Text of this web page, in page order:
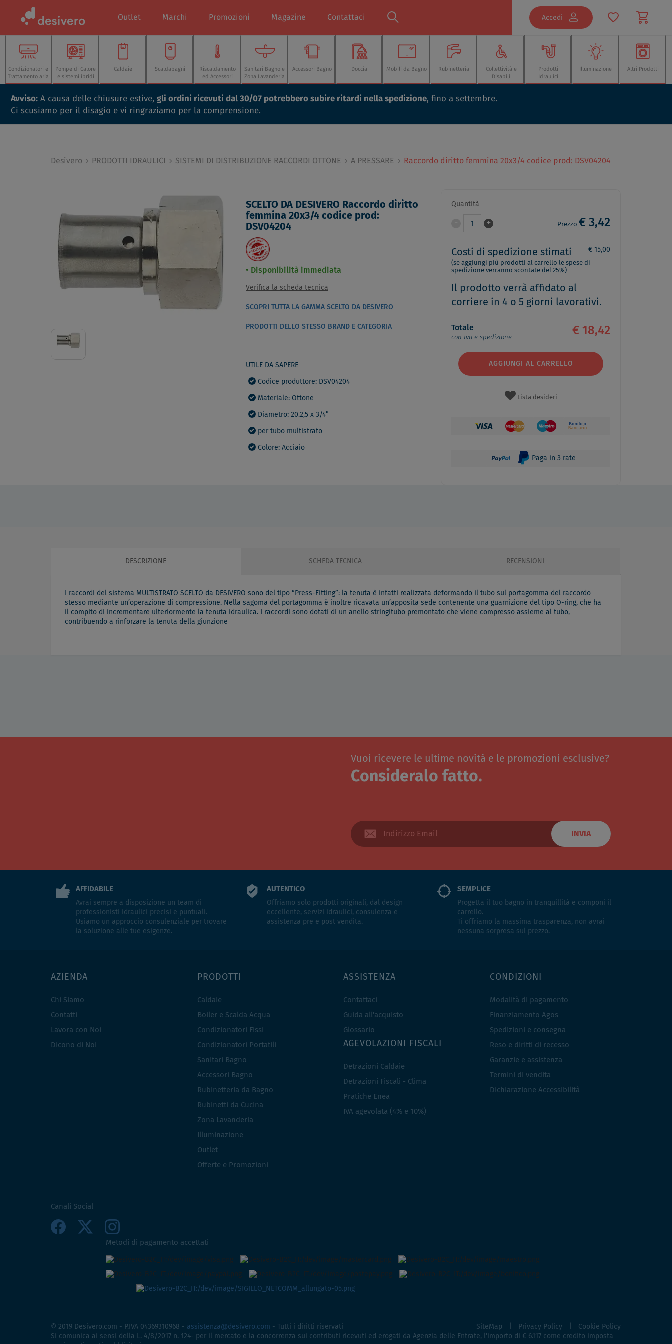
Outlet Marchi Promozioni Magazine Contattaci Accedi
Condizionatori e
Trattamento aria
Pompe di Calore
e sistemi ibridi
Caldaie Scaldabagni
Riscaldamento
ed Accessori
Sanitari Bagno e
Zona Lavanderia
Accessori Bagno Doccia Mobili da Bagno Rubinetteria
Collettività e
Disabili
Prodotti
Idraulici
Illuminazione Altri Prodotti
Avviso: A causa delle chiusure estive, gli ordini ricevuti dal 30/07 potrebbero subire ritardi nella spedizione, fino a settembre.
Ci scusiamo per il disagio e vi ringraziamo per la comprensione.
Desivero PRODOTTI IDRAULICI SISTEMI DI DISTRIBUZIONE RACCORDI OTTONE A PRESSARE Raccordo diritto femmina 20x3/4 codice prod: DSV04204
SCELTO DA DESIVERO Raccordo diritto
femmina 20x3/4 codice prod:
DSV04204
Disponibilità immediata
Verifica la scheda tecnica
SCOPRI TUTTA LA GAMMA SCELTO DA DESIVERO
PRODOTTI DELLO STESSO BRAND E CATEGORIA
UTILE DA SAPERE
Codice produttore: DSV04204
Materiale: Ottone
Diametro: 20.2,5 x 3/4”
per tubo multistrato
Colore: Acciaio
Quantità
1 + Prezzo € 3,42
Costi di spedizione stimati € 15,00
(se aggiungi più prodotti al carrello le spese di
spedizione verranno scontate del 25%)
Il prodotto verrà affidato al
corriere in 4 o 5 giorni lavorativi.
Totale
con Iva e spedizione
€ 18,42
AGGIUNGI AL CARRELLO
Lista desideri
Paga in 3 rate
DESCRIZIONE SCHEDA TECNICA RECENSIONI
I raccordi del sistema MULTISTRATO SCELTO da DESIVERO sono del tipo “Press-Fitting”: la tenuta è infatti realizzata deformando il tubo sul portagomma del raccordo
stesso mediante un’operazione di compressione. Nella sagoma del portagomma è inoltre ricavata un’apposita sede contenente una guarnizione del tipo O-ring, che ha
il compito di incrementare ulteriormente la tenuta idraulica. I raccordi sono dotati di un anello stringitubo premontato che viene compresso assieme al tubo,
contribuendo a rinforzare la tenuta della giunzione
Vuoi ricevere le ultime novità e le promozioni esclusive?
Consideralo fatto.
INVIA
AFFIDABILE
Avrai sempre a disposizione un team di
professionisti idraulici precisi e puntuali.
Usiamo un approccio consulenziale per trovare
la soluzione alle tue esigenze.
AUTENTICO
Offriamo solo prodotti originali, dal design
eccellente, servizi idraulici, consulenza e
assistenza pre e post vendita.
SEMPLICE
Progetta il tuo bagno in tranquillità e componi il
carrello.
Ti offriamo la massima trasparenza, non avrai
nessuna sorpresa sul prezzo.
AZIENDA
Chi Siamo
Contatti
Lavora con Noi
Dicono di Noi
PRODOTTI
Caldaie
Boiler e Scalda Acqua
Condizionatori Fissi
Condizionatori Portatili
Sanitari Bagno
Accessori Bagno
Rubinetteria da Bagno
Rubinetti da Cucina
Zona Lavanderia
Illuminazione
Outlet
Offerte e Promozioni
ASSISTENZA
Contattaci
Guida all'acquisto
Glossario
AGEVOLAZIONI FISCALI
Detrazioni Caldaie
Detrazioni Fiscali - Clima
Pratiche Enea
IVA agevolata (4% e 10%)
CONDIZIONI
Modalità di pagamento
Finanziamento Agos
Spedizioni e consegna
Reso e diritti di recesso
Garanzie e assistenza
Termini di vendita
Dichiarazione Accessibilità
Canali Social
Metodi di pagamento accettati
© 2019 Desivero.com - P.IVA 04369310968 - assistenza@desivero.com - Tutti i diritti riservati SiteMap Privacy Policy
Cookie Policy
Si comunica ai sensi della L. 4/8/2017 n. 124- per il mercato e la concorrenza sui contributi ricevuti ed erogati da Agenzia delle Entrate, l'importo di € 6.117 come credito imposta